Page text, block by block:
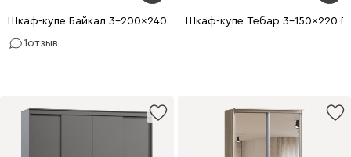
Шкаф-купе Байкал 3-200x240 Белый
1отзыв
Шкаф-купе Тебар 3-150x220